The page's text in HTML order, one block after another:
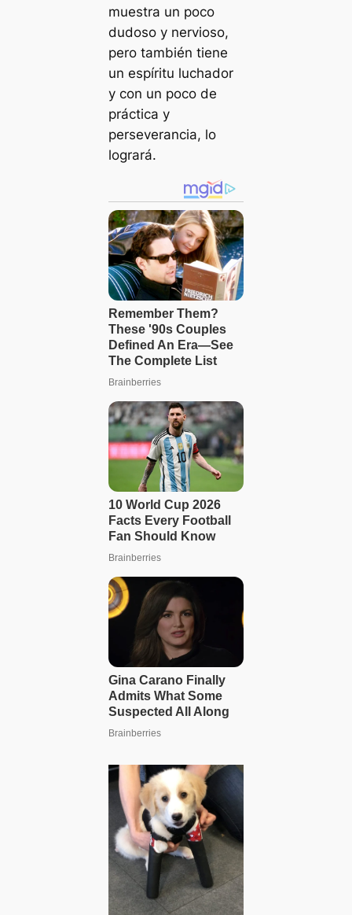
muestra un poco
dudoso y nervioso,
pero también tiene
un espíritu luchador
y con un poco de
práctica y
perseverancia, lo
logrará.